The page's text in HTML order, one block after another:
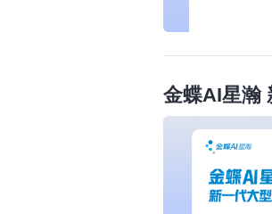
金蝶AI星瀚